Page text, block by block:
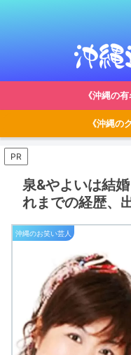
《沖縄の
《沖縄の
PR
泉&やよいは結
れまでの経歴、
沖縄のお笑い芸人